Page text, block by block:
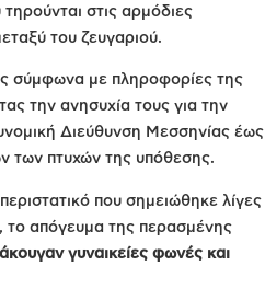
στις αρμόδιες
του ζευγαριού.
σύμφωνα με πληροφορίες της
την ανησυχία τους για την
Διεύθυνση Μεσσηνίας έως
των πτυχών της υπόθεσης.
που σημειώθηκε λίγες
το απόγευμα της περασμένης
γυναικείες φωνές και